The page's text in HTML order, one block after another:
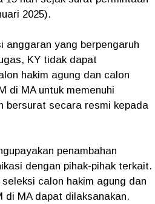
2025).
anggaran yang berpengaruh
KY tidak dapat
hakim agung dan calon
di MA untuk memenuhi
bersurat secara resmi kepada
penambahan
dengan pihak-pihak terkait.
calon hakim agung dan
di MA dapat dilaksanakan.